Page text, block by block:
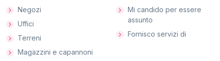
Negozi
Uffici
Terreni
Magazzini e capannoni
Mi candido per essere
assunto
Fornisco servizi di